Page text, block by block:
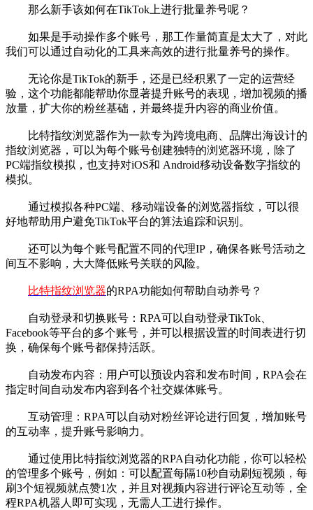
那么新手该如何在TikTok上进行批量养号呢？
如果是手动操作多个账号，那工作量简直是太大了，对此
我们可以通过自动化的工具来高效的进行批量养号的操作。
无论你是TikTok的新手，还是已经积累了一定的运营经
验，这个功能都能帮助你显著提升账号的表现，增加视频的播
放量，扩大你的粉丝基础，并最终提升内容的商业价值。
比特指纹浏览器作为一款专为跨境电商、品牌出海设计的
指纹浏览器，可以为每个账号创建独特的浏览器环境，除了
PC端指纹模拟，也支持对iOS和 Android移动设备数字指纹的
模拟。
通过模拟各种PC端、移动端设备的浏览器指纹，可以很
好地帮助用户避免TikTok平台的算法追踪和识别。
还可以为每个账号配置不同的代理IP，确保各账号活动之
间互不影响，大大降低账号关联的风险。
比特指纹浏览器的RPA功能如何帮助自动养号？
自动登录和切换账号：RPA可以自动登录TikTok、
Facebook等平台的多个账号，并可以根据设置的时间表进行切
换，确保每个账号都保持活跃。
自动发布内容：用户可以预设内容和发布时间，RPA会在
指定时间自动发布内容到各个社交媒体账号。
互动管理：RPA可以自动对粉丝评论进行回复，增加账号
的互动率，提升账号影响力。
通过使用比特指纹浏览器的RPA自动化功能，你可以轻松
的管理多个账号，例如：可以配置每隔10秒自动刷短视频，每
刷3个短视频就点赞1次，并且对视频内容进行评论互动等，全
程RPA机器人即可实现，无需人工进行操作。